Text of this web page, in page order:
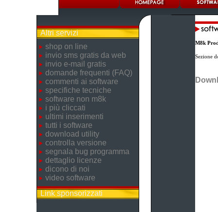
Altri servizi
shop on line
invio sms gratis da web
invio e-mail gratis
domande frequenti (FAQ)
commenti ai software
specifiche tecniche
software non m8k
i più cliccati
ultimi inserimenti
tutti i software
download utility
controlla versione
segnala bug programma
dettaglio licenze
dicono di noi
video software
Link sponsorizzati
M8k
Sezione